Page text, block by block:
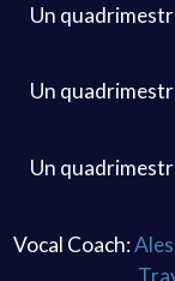
Un
Un
Un
Vocal Coach: